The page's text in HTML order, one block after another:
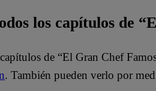
los capítulos de
de “El Gran Chef
. También pueden verlo por